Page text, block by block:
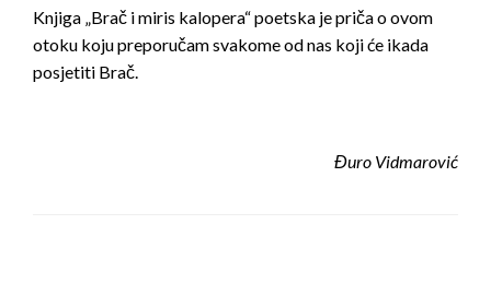
Knjiga „Brač i miris kalopera“ poetska je priča o ovom
otoku koju preporučam svakome od nas koji će ikada
posjetiti Brač.
Đuro Vidmarović